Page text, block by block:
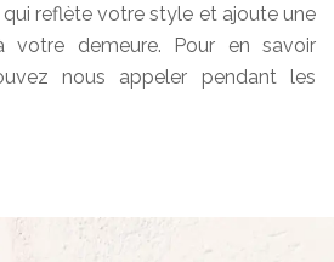
reflète votre style et ajoute une
votre demeure. Pour en savoir
nous appeler pendant les